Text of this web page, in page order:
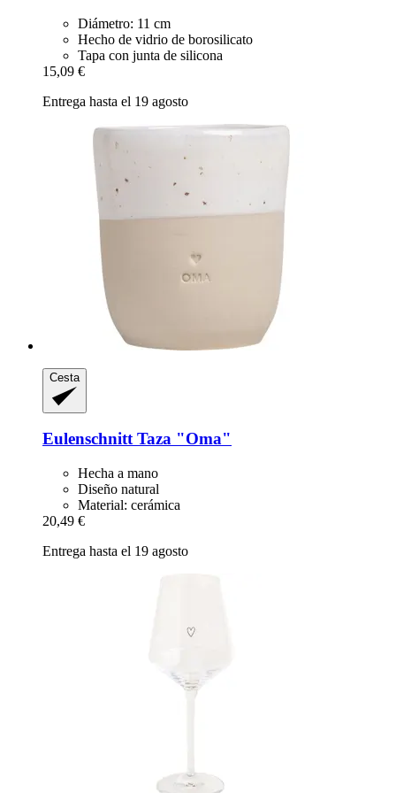
Diámetro: 11 cm
Hecho de vidrio de borosilicato
Tapa con junta de silicona
15,09 €
Entrega hasta el 19 agosto
Cesta
EulenschnittTaza "Oma"
Hecha a mano
Diseño natural
Material: cerámica
20,49 €
Entrega hasta el 19 agosto